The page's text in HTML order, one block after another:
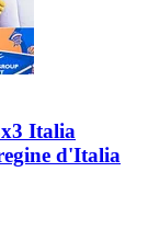
Italia
d'Italia